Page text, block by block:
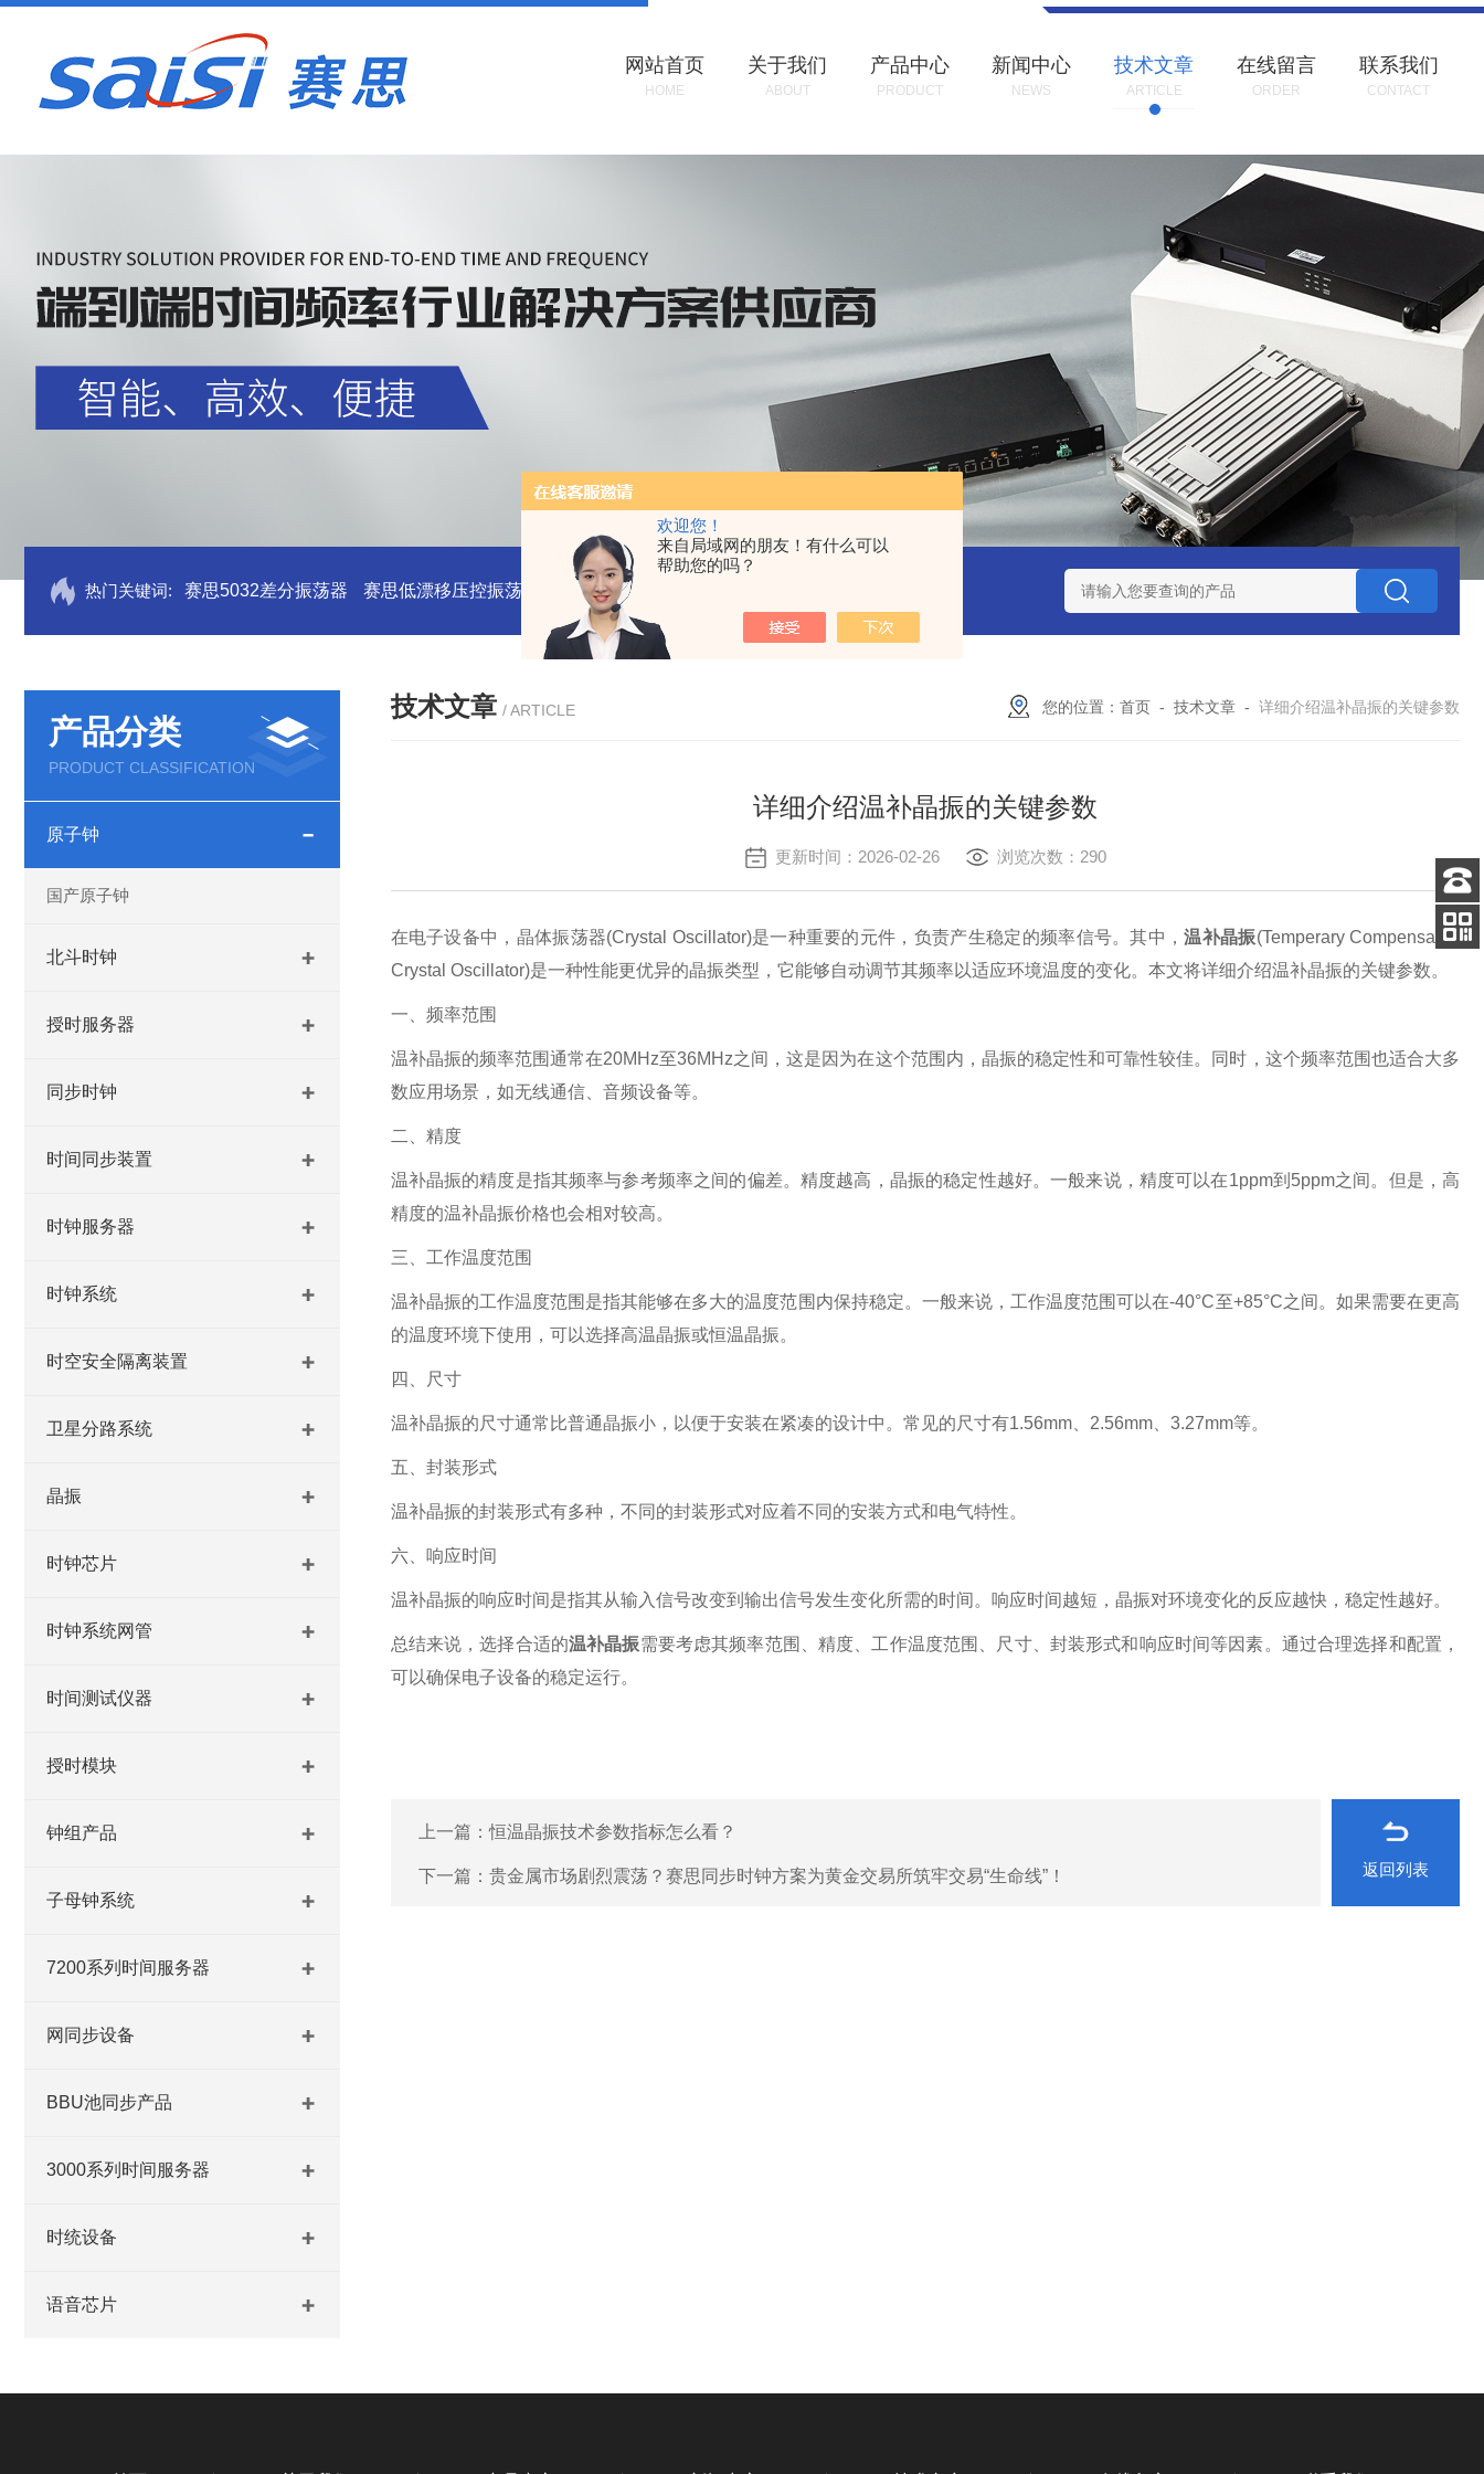
欢迎您！
来自局域网的朋友！有什么可以
帮助您的吗？
网站首页
HOME
关于我们
ABOUT
产品中心
PRODUCT
新闻中心
NEWS
技术文章
ARTICLE
在线留言
ORDER
联系我们
CONTACT
热门关键词: 赛思5032差分振荡器 赛思低漂移压控振荡器 赛思VCTCXO 压控振荡器 赛思北斗终端压控晶振 赛思高频石英无源晶体谐振器
产品分类
PRODUCT CLASSIFICATION
原子钟
国产原子钟
北斗时钟
授时服务器
同步时钟
时间同步装置
时钟服务器
时钟系统
时空安全隔离装置
卫星分路系统
晶振
时钟芯片
时钟系统网管
时间测试仪器
授时模块
钟组产品
子母钟系统
7200系列时间服务器
网同步设备
BBU池同步产品
3000系列时间服务器
时统设备
语音芯片
技术文章 / ARTICLE 您的位置： 首页 - 技术文章 - 详细介绍温补晶振的关键参数
详细介绍温补晶振的关键参数
更新时间：2026-02-26 浏览次数：290
在电子设备中，晶体振荡器(Crystal Oscillator)是一种重要的元件，负责产生稳定的频率信号。其中，温补晶振(Temperary Compensated
Crystal Oscillator)是一种性能更优异的晶振类型，它能够自动调节其频率以适应环境温度的变化。本文将详细介绍温补晶振的关键参数。
一、频率范围
温补晶振的频率范围通常在20MHz至36MHz之间，这是因为在这个范围内，晶振的稳定性和可靠性较佳。同时，这个频率范围也适合大多
数应用场景，如无线通信、音频设备等。
二、精度
温补晶振的精度是指其频率与参考频率之间的偏差。精度越高，晶振的稳定性越好。一般来说，精度可以在1ppm到5ppm之间。但是，高
精度的温补晶振价格也会相对较高。
三、工作温度范围
温补晶振的工作温度范围是指其能够在多大的温度范围内保持稳定。一般来说，工作温度范围可以在-40°C至+85°C之间。如果需要在更高
的温度环境下使用，可以选择高温晶振或恒温晶振。
四、尺寸
温补晶振的尺寸通常比普通晶振小，以便于安装在紧凑的设计中。常见的尺寸有1.56mm、2.56mm、3.27mm等。
五、封装形式
温补晶振的封装形式有多种，不同的封装形式对应着不同的安装方式和电气特性。
六、响应时间
温补晶振的响应时间是指其从输入信号改变到输出信号发生变化所需的时间。响应时间越短，晶振对环境变化的反应越快，稳定性越好。
总结来说，选择合适的温补晶振需要考虑其频率范围、精度、工作温度范围、尺寸、封装形式和响应时间等因素。通过合理选择和配置，
可以确保电子设备的稳定运行。
上一篇：恒温晶振技术参数指标怎么看？
下一篇： 贵金属市场剧烈震荡？赛思同步时钟方案为黄金交易所筑牢交易“生命线”！ 返回列表
客服
电话